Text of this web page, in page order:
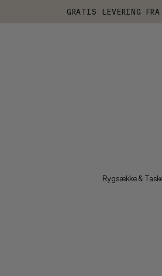
GRATIS LEVERING
Rygsække &